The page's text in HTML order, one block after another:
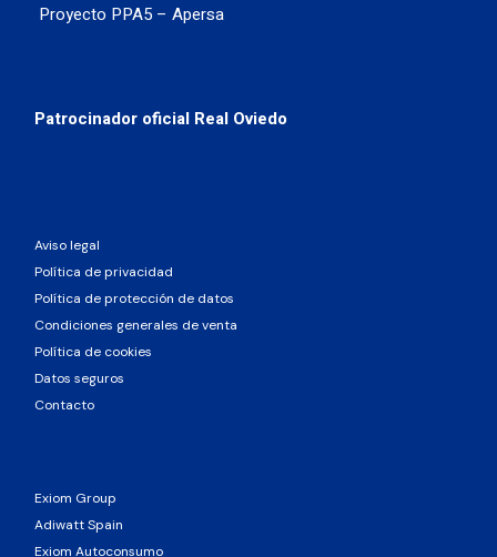
Proyecto PPA5 – Apersa
Patrocinador oficial Real Oviedo
Aviso legal
Política de privacidad
Política de protección de datos
Condiciones generales de venta
Política de cookies
Datos seguros
Contacto
Exiom Group
Adiwatt Spain
Exiom Autoconsumo